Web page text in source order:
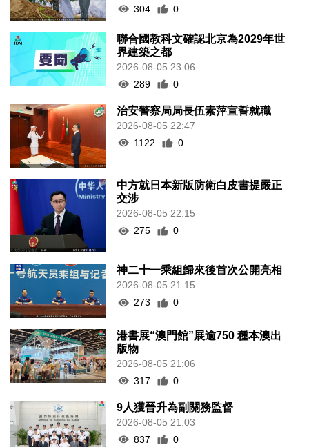
304
0
聯合國教科文確認北京為2029年世
界建築之都
2026-08-05 23:06
289
0
治安警察局局長伍素萍宣誓就職
2026-08-05 22:47
1122
0
中方就日本新版防衛白皮書提嚴正
交涉
2026-08-05 22:15
275
0
神二十一乘組歸來後首次公開亮相
2026-08-05 21:15
273
0
港書展“澳門館”展逾750 種本澳出
版物
2026-08-05 21:06
317
0
9人獲晉升為副關務監督
2026-08-05 21:03
837
0